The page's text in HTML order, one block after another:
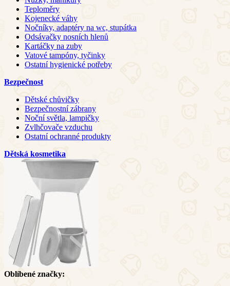
Teploměry
Kojenecké váhy
Nočníky, adaptéry na wc, stupátka
Odsávačky nosních hlenů
Kartáčky na zuby
Vatové tampóny, tyčinky
Ostatní hygienické potřeby
Bezpečnost
Dětské chůvičky
Bezpečnostní zábrany
Noční světla, lampičky
Zvlhčovače vzduchu
Ostatní ochranné produkty
Dětská kosmetika
Oblíbené značky: